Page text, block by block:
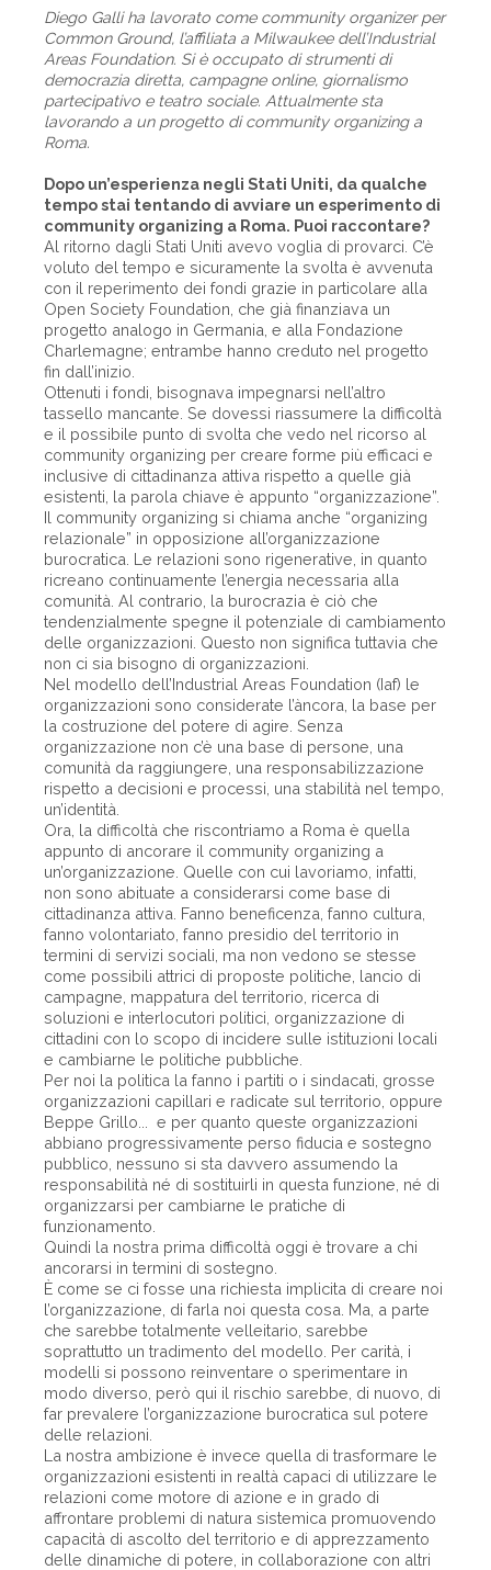
Diego Galli ha lavorato come community organizer per
Common Ground, l’affiliata a Milwaukee dell’Industrial
Areas Foundation. Si è occupato di strumenti di
democrazia diretta, campagne online, giornalismo
partecipativo e teatro sociale. Attualmente sta
lavorando a un progetto di community organizing a
Roma.
Dopo un’esperienza negli Stati Uniti, da qualche
tempo stai tentando di avviare un esperimento di
community organizing a Roma. Puoi raccontare?
Al ritorno dagli Stati Uniti avevo voglia di provarci. C’è
voluto del tempo e sicuramente la svolta è avvenuta
con il reperimento dei fondi grazie in particolare alla
Open Society Foundation, che già finanziava un
progetto analogo in Germania, e alla Fondazione
Charlemagne; entrambe hanno creduto nel progetto
fin dall’inizio.
Ottenuti i fondi, bisognava impegnarsi nell’altro
tassello mancante. Se dovessi riassumere la difficoltà
e il possibile punto di svolta che vedo nel ricorso al
community organizing per creare forme più efficaci e
inclusive di cittadinanza attiva rispetto a quelle già
esistenti, la parola chiave è appunto “organizzazione”.
Il community organizing si chiama anche “organizing
relazionale” in opposizione all’organizzazione
burocratica. Le relazioni sono rigenerative, in quanto
ricreano continuamente l’energia necessaria alla
comunità. Al contrario, la burocrazia è ciò che
tendenzialmente spegne il potenziale di cambiamento
delle organizzazioni. Questo non significa tuttavia che
non ci sia bisogno di organizzazioni.
Nel modello dell’Industrial Areas Foundation (Iaf) le
organizzazioni sono considerate l’àncora, la base per
la costruzione del potere di agire. Senza
organizzazione non c’è una base di persone, una
comunità da raggiungere, una responsabilizzazione
rispetto a decisioni e processi, una stabilità nel tempo,
un’identità.
Ora, la difficoltà che riscontriamo a Roma è quella
appunto di ancorare il community organizing a
un’organizzazione. Quelle con cui lavoriamo, infatti,
non sono abituate a considerarsi come base di
cittadinanza attiva. Fanno beneficenza, fanno cultura,
fanno volontariato, fanno presidio del territorio in
termini di servizi sociali, ma non vedono se stesse
come possibili attrici di proposte politiche, lancio di
campagne, mappatura del territorio, ricerca di
soluzioni e interlocutori politici, organizzazione di
cittadini con lo scopo di incidere sulle istituzioni locali
e cambiarne le politiche pubbliche.
Per noi la politica la fanno i partiti o i sindacati, grosse
organizzazioni capillari e radicate sul territorio, oppure
Beppe Grillo... e per quanto queste organizzazioni
abbiano progressivamente perso fiducia e sostegno
pubblico, nessuno si sta davvero assumendo la
responsabilità né di sostituirli in questa funzione, né di
organizzarsi per cambiarne le pratiche di
funzionamento.
Quindi la nostra prima difficoltà oggi è trovare a chi
ancorarsi in termini di sostegno.
È come se ci fosse una richiesta implicita di creare noi
l’organizzazione, di farla noi questa cosa. Ma, a parte
che sarebbe totalmente velleitario, sarebbe
soprattutto un tradimento del modello. Per carità, i
modelli si possono reinventare o sperimentare in
modo diverso, però qui il rischio sarebbe, di nuovo, di
far prevalere l’organizzazione burocratica sul potere
delle relazioni.
La nostra ambizione è invece quella di trasformare le
organizzazioni esistenti in ­realtà capaci di utilizzare le
relazioni come motore di azione e in grado di
affrontare problemi di natura sistemica promuovendo
capacità di ascolto del territorio e di apprezzamento
delle dinamiche di potere, in collaborazione con altri